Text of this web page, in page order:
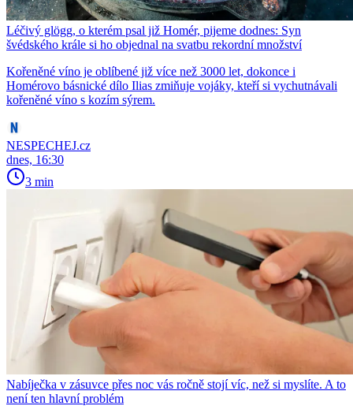
Léčivý glögg, o kterém psal již Homér, pijeme dodnes: Syn
švédského krále si ho objednal na svatbu rekordní množství
Kořeněné víno je oblíbené již více než 3000 let, dokonce i
Homérovo básnické dílo Ilias zmiňuje vojáky, kteří si vychutnávali
kořeněné víno s kozím sýrem.
NESPECHEJ.cz
dnes, 16:30
3 min
Nabíječka v zásuvce přes noc vás ročně stojí víc, než si myslíte. A to
není ten hlavní problém